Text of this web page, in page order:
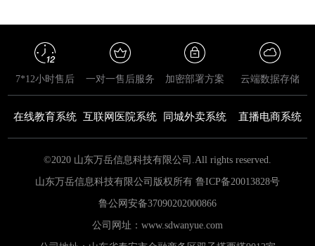
7*12小时售后 一对一售后服务 加密部署方案 云端数据存储
在线教育系统 互联网医院系统 同城外卖系统 直播电商系统
©2020 山东万岳信息科技有限公司.All rights reserved.
山东万岳信息科技有限公司版权所有 鲁ICP备20013828号
鲁公网安备37090202000866
公司网址：www.sdwanyue.com